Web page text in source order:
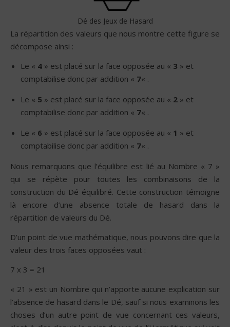
Dé des Jeux de Hasard
La répartition des valeurs que nous montre cette figure se
décompose ainsi :
Le « 4 » est placé sur la face opposée au « 3 » et
comptabilise donc par addition « 7« .
Le « 5 » est placé sur la face opposée au « 2 » et
comptabilise donc par addition « 7« .
Le « 6 » est placé sur la face opposée au « 1 » et
comptabilise donc par addition « 7« .
Nous remarquons que l’équilibre est lié au Nombre « 7 »
qui se répète pour toutes les combinaisons de la
construction du Dé équilibré. Cette construction témoigne
là encore d’une absence totale de hasard dans la
répartition de valeurs du Dé.
D’un point de vue mathématique, nous pouvons dire que la
valeur des trois faces opposées vaut :
7 x 3 = 21
« 21 » est un Nombre qui n’apporte aucune explication sur
l’absence de hasard dans le Dé, sauf si nous examinons les
choses d’un autre point de vue concernant ces valeurs,